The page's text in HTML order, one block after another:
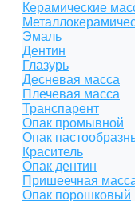
Керамические
Эмаль
Дентин
Глазурь
Десневая масса
Плечевая масса
Транспарент
Опак промывной
Опак
Краситель
Опак дентин
Пришеечная
Опак порошковый